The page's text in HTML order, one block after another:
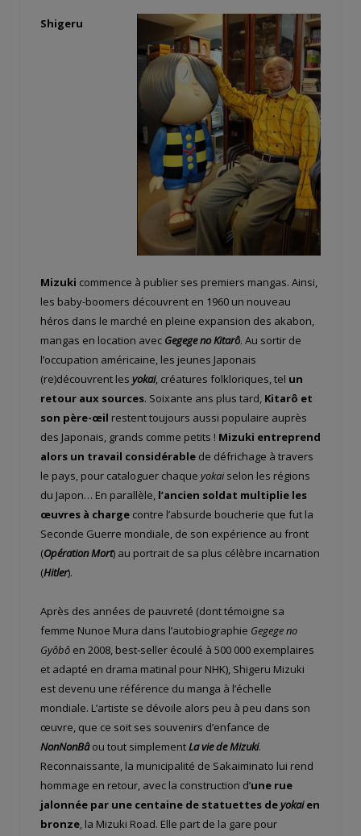
Shigeru
Mizuki commence à publier ses premiers mangas. Ainsi,
les baby-boomers découvrent en 1960 un nouveau
héros dans le marché en pleine expansion des akabon,
mangas en location avec Gegege no Kitarô. Au sortir de
l’occupation américaine, les jeunes Japonais
(re)découvrent les yokai, créatures folkloriques, tel un
retour aux sources. Soixante ans plus tard, Kitarô et
son père-œil restent toujours aussi populaire auprès
des Japonais, grands comme petits ! Mizuki entreprend
alors un travail considérable de défrichage à travers
le pays, pour cataloguer chaque yokaiselon les régions
du Japon… En parallèle, l’ancien soldat multiplie les
œuvres à charge contre l’absurde boucherie que fut la
Seconde Guerre mondiale, de son expérience au front
(Opération Mort) au portrait de sa plus célèbre incarnation
(Hitler).
Après des années de pauvreté (dont témoigne sa
femme Nunoe Mura dans l’autobiographie Gegege no
Gyôbô en 2008, best-seller écoulé à 500 000 exemplaires
et adapté en drama matinal pour NHK), Shigeru Mizuki
est devenu une référence du manga à l’échelle
mondiale. L’artiste se dévoile alors peu à peu dans son
œuvre, que ce soit ses souvenirs d’enfance de
NonNonBâou tout simplementLa vie de Mizuki.
Reconnaissante, la municipalité de Sakaiminato lui rend
hommage en retour, avec la construction d’une rue
jalonnée par une centaine de statuettes deyokaien
bronze, la Mizuki Road. Elle part de la gare pour